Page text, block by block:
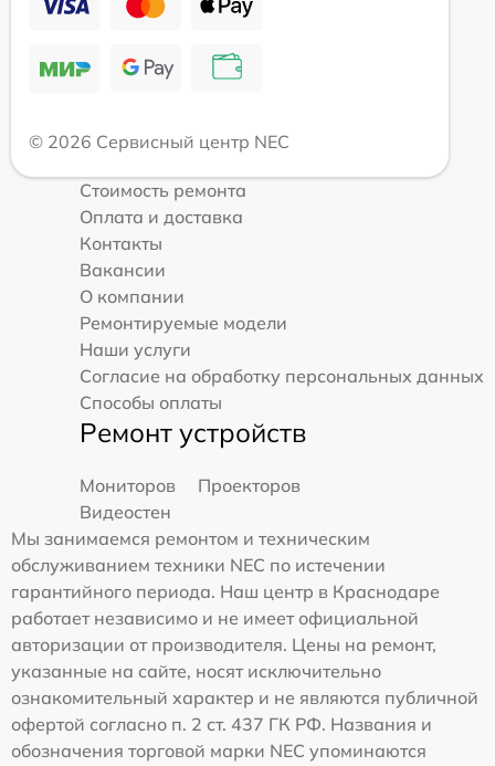
© 2026 Сервисный центр NEC
Стоимость ремонта
Оплата и доставка
Контакты
Вакансии
О компании
Ремонтируемые модели
Наши услуги
Согласие на обработку персональных данных
Способы оплаты
Ремонт устройств
Мониторов
Проекторов
Видеостен
Мы занимаемся ремонтом и техническим
обслуживанием техники NEC по истечении
гарантийного периода. Наш центр в Краснодаре
работает независимо и не имеет официальной
авторизации от производителя. Цены на ремонт,
указанные на сайте, носят исключительно
ознакомительный характер и не являются публичной
офертой согласно п. 2 ст. 437 ГК РФ. Названия и
обозначения торговой марки NEC упоминаются